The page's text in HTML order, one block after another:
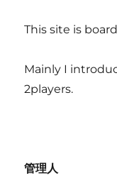
This site is
Mainly I
2players.
管理人